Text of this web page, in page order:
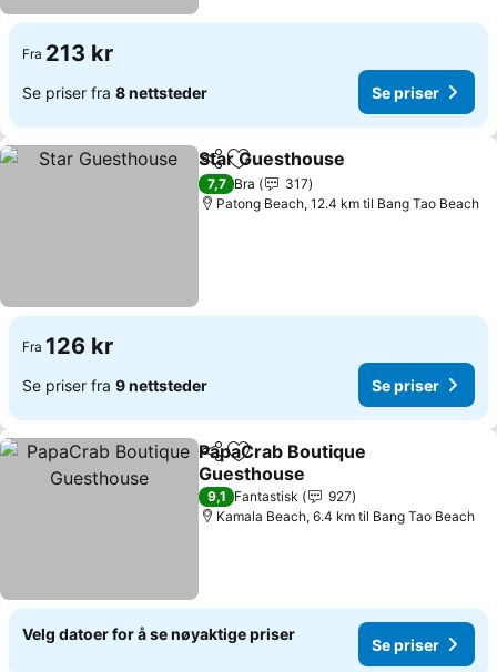
Fra 213 kr
Se priser fra 8 nettsteder Se priser
Del Legg til i favoritter
Star Guesthouse
7,7 Bra
317
Patong Beach, 12.4 km til Bang Tao Beach
Fra 126 kr
Se priser fra 9 nettsteder Se priser
Del Legg til i favoritter
PapaCrab Boutique
Guesthouse
Se priser
9,1 Fantastisk
927
Kamala Beach, 6.4 km til Bang Tao Beach
Velg datoer for å se nøyaktige priser
Se priser